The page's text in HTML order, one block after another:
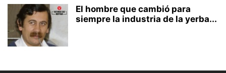
El hombre que cambió para
siempre la industria de la yerba...